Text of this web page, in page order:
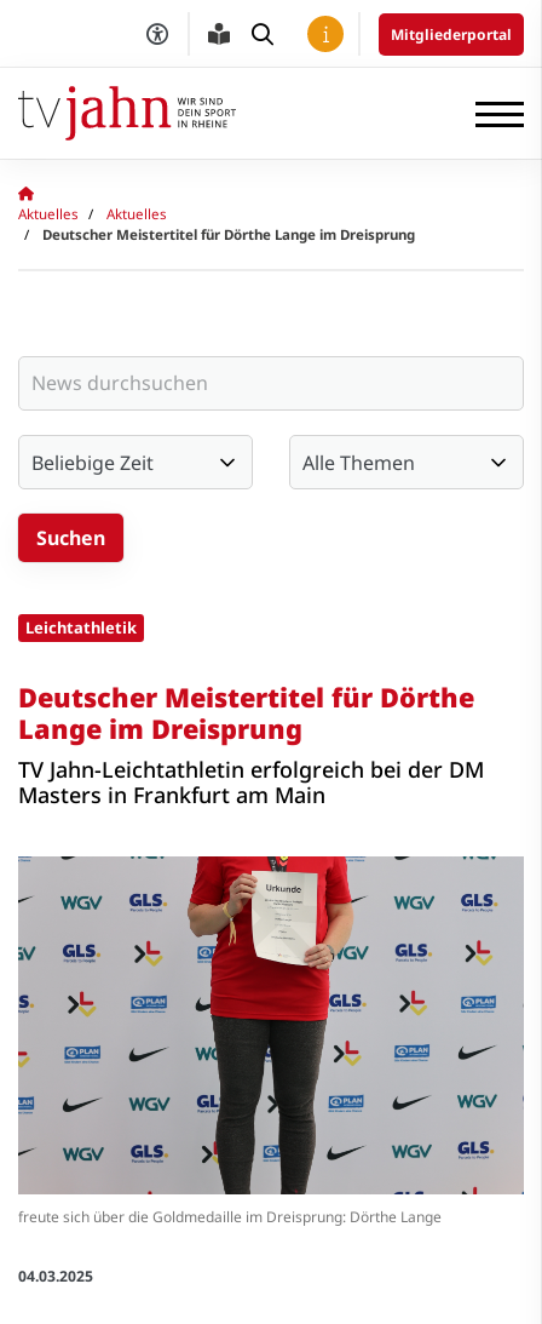
Mitgliederportal
Aktuelles
Aktuelles
Deutscher Meistertitel für Dörthe Lange im Dreisprung
Leichtathletik
Deutscher Meistertitel für Dörthe
Lange im Dreisprung
TV Jahn-Leichtathletin erfolgreich bei der DM
Masters in Frankfurt am Main
freute sich über die Goldmedaille im Dreisprung: Dörthe Lange
04.03.2025